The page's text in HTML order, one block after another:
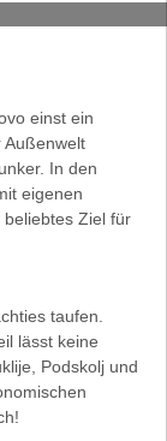
einst ein
Außenwelt
In den
eigenen
Ziel für
taufen.
lässt keine
Podskolj und